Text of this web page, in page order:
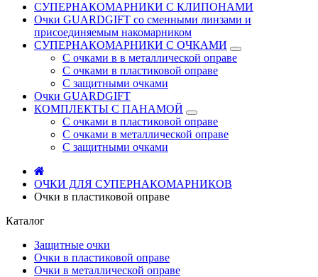
СУПЕРНАКОМАРНИКИ С КЛИПОНАМИ
Очки GUARDGIFT со сменными линзами и
присоединяемым накомарником
СУПЕРНАКОМАРНИКИ С ОЧКАМИ
С очками в в металлической оправе
С очками в пластиковой оправе
С защитными очками
Очки GUARDGIFT
КОМПЛЕКТЫ С ПАНАМОЙ
С очками в пластиковой оправе
С очками в металлической оправе
С защитными очками
ОЧКИ ДЛЯ СУПЕРНАКОМАРНИКОВ
Очки в пластиковой оправе
Каталог
Защитные очки
Очки в пластиковой оправе
Очки в металлической оправе